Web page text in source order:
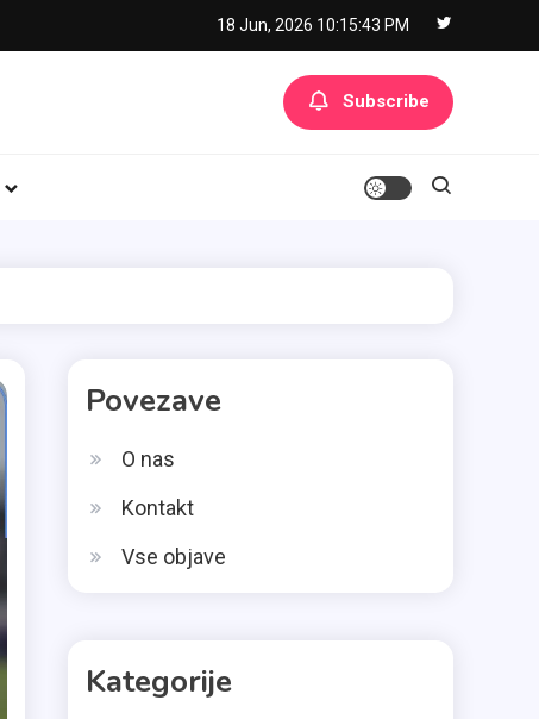
18 Jun, 2026 10:15:44 PM
Subscribe
Povezave
O nas
Kontakt
Vse objave
Kategorije